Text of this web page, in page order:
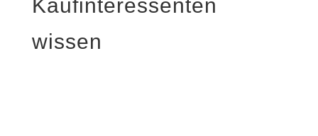
Kaufinteressenten
wissen